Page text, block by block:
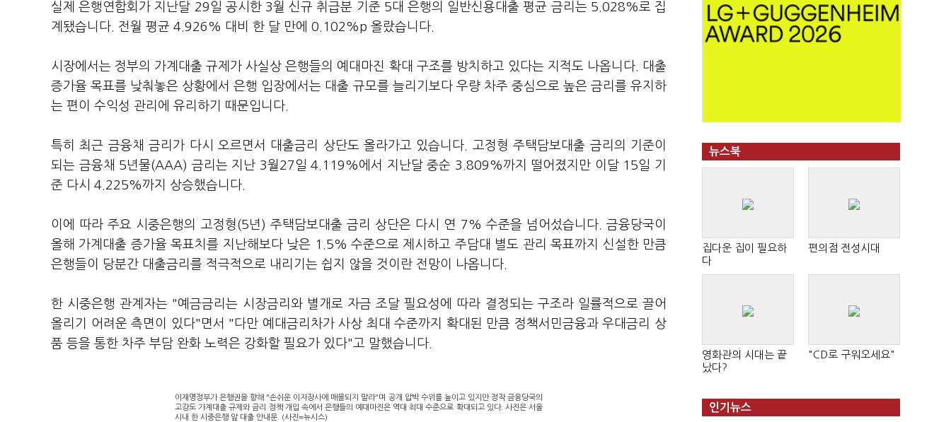
실제 은행연합회가 지난달 29일 공시한 3월 신규 취급분 기준 5대 은행의 일반신용대출 평균 금리는 5.028%로 집
계됐습니다. 전월 평균 4.926% 대비 한 달 만에 0.102%p 올랐습니다.
시장에서는 정부의 가계대출 규제가 사실상 은행들의 예대마진 확대 구조를 방치하고 있다는 지적도 나옵니다. 대출
증가율 목표를 낮춰놓은 상황에서 은행 입장에서는 대출 규모를 늘리기보다 우량 차주 중심으로 높은 금리를 유지하
는 편이 수익성 관리에 유리하기 때문입니다.
특히 최근 금융채 금리가 다시 오르면서 대출금리 상단도 올라가고 있습니다. 고정형 주택담보대출 금리의 기준이
되는 금융채 5년물(AAA) 금리는 지난 3월27일 4.119%에서 지난달 중순 3.809%까지 떨어졌지만 이달 15일 기
준 다시 4.225%까지 상승했습니다.
이에 따라 주요 시중은행의 고정형(5년) 주택담보대출 금리 상단은 다시 연 7% 수준을 넘어섰습니다. 금융당국이
올해 가계대출 증가율 목표치를 지난해보다 낮은 1.5% 수준으로 제시하고 주담대 별도 관리 목표까지 신설한 만큼
은행들이 당분간 대출금리를 적극적으로 내리기는 쉽지 않을 것이란 전망이 나옵니다.
한 시중은행 관계자는 "예금금리는 시장금리와 별개로 자금 조달 필요성에 따라 결정되는 구조라 일률적으로 끌어
올리기 어려운 측면이 있다"면서 "다만 예대금리차가 사상 최대 수준까지 확대된 만큼 정책서민금융과 우대금리 상
품 등을 통한 차주 부담 완화 노력은 강화할 필요가 있다"고 말했습니다.
이재명정부가 은행권을 향해 "손쉬운 이자장사에 매몰되지 말라"며 공개 압박 수위를 높이고 있지만 정작 금융당국의
고강도 가계대출 규제와 금리 정책 개입 속에서 은행들의 예대마진은 역대 최대 수준으로 확대되고 있다. 사진은 서울
시내 한 시중은행 앞 대출 안내문. (사진=뉴시스)
뉴스북
집다운 집이 필요하
다
편의점 전성시대
영화관의 시대는 끝
났다?
"CD로 구워오세요"
인기뉴스